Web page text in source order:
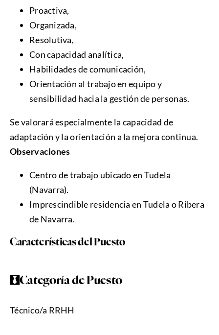
Proactiva,
Organizada,
Resolutiva,
Con capacidad analítica,
Habilidades de comunicación,
Orientación al trabajo en equipo y
sensibilidad hacia la gestión de personas.
Se valorará especialmente la capacidad de
adaptación y la orientación a la mejora continua.
Observaciones
Centro de trabajo ubicado en Tudela
(Navarra).
Imprescindible residencia en Tudela o Ribera
de Navarra.
Características del Puesto
Categoría de Puesto
Técnico/a RRHH